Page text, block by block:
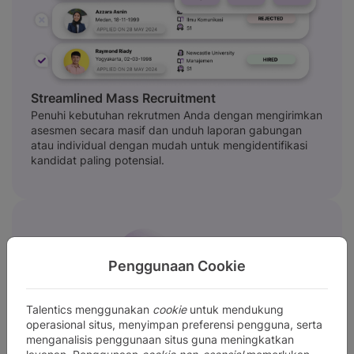
Streamlined Mass Recruitment
Penuhi kebutuhan rekrutmen Anda dengan mengirimkan
asesmen secara masif dan unduh laporan gabungan
atau individual dengan mudah untuk mengidentifikasi
kandidat paling potensial.
Penggunaan Cookie
Talentics menggunakan cookieuntuk mendukung
operasional situs, menyimpan preferensi pengguna, serta
menganalisis penggunaan situs guna meningkatkan